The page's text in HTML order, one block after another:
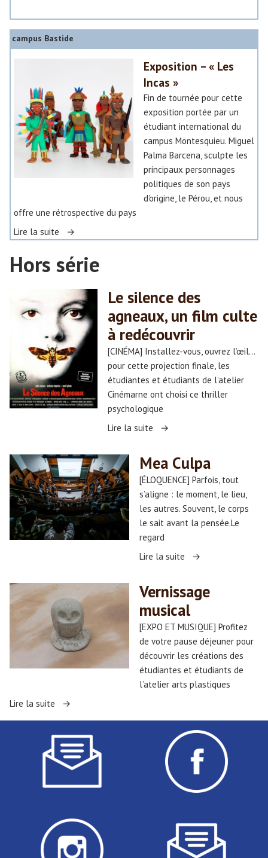
u
r
e
E
p
i
t
i
o
n
–
n
s
e
»
»
campus Bastide
Exposition – « Les
Incas »
Fin de tournée pour cette
exposition portée par un
étudiant international du
campus Montesquieu. Miguel
Palma Barcena, sculpte les
principaux personnages
politiques de son pays
d’origine, le Pérou, et nous
offre une rétrospective du pays
Lire la suite
E
x
o
s
i
t
i
o
n
–
e
s
I
n
c
a
»
Hors série
Le silence des
agneaux, un film culte
à redécouvrir
[CINÉMA] Installez-vous, ouvrez l’œil…
pour cette projection finale, les
étudiantes et étudiants de l’atelier
Cinémarne ont choisi ce thriller
psychologique
Lire la suite
« Le
agneaux,
un
film
culte
à
redécouvrir »
Mea Culpa
[ÉLOQUENCE] Parfois, tout
s’aligne : le moment, le lieu,
les autres. Souvent, le corps
le sait avant la pensée.Le
regard
Lire la suite
« Mea
Vernissage
musical
[EXPO ET MUSIQUE] Profitez
de votre pause déjeuner pour
découvrir les créations des
étudiantes et étudiants de
l’atelier arts plastiques
Lire la suite
« Vernissage